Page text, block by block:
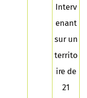
Interv
enant
sur un
territo
ire de
21